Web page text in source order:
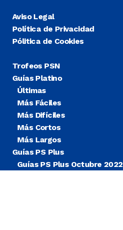
Aviso Legal
Política de Privacidad
Pólitica de Cookies
Trofeos PSN
Guías Platino
Últimas
Más Fáciles
Más Difíciles
Más Cortos
Más Largos
Guías PS Plus
Guías PS Plus Octubre 2022